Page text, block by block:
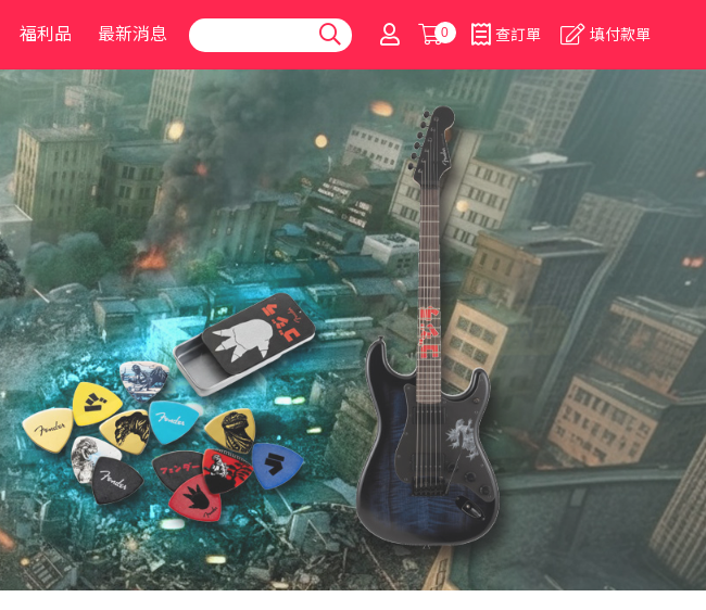
福利品 最新消息 0 查訂單 填付款單